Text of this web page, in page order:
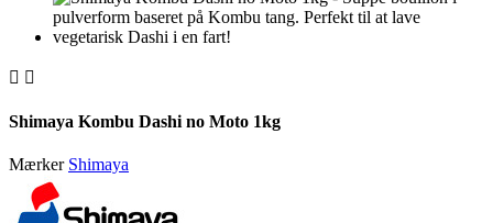
 
Shimaya Kombu Dashi no Moto 1kg
Mærker Shimaya